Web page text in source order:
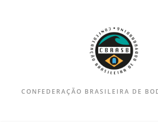
CONFEDERAÇÃO BRASILEIRA DE